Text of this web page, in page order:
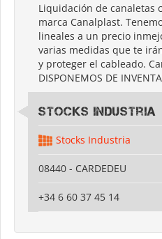
Liquidación de canaletas
marca Canalplast.
lineales a un precio
varias medidas que te
y proteger el cableado.
DISPONEMOS DE
Stocks Industria
Stocks Industria
08440 - CARDEDEU
+34 6 60 37 45 14